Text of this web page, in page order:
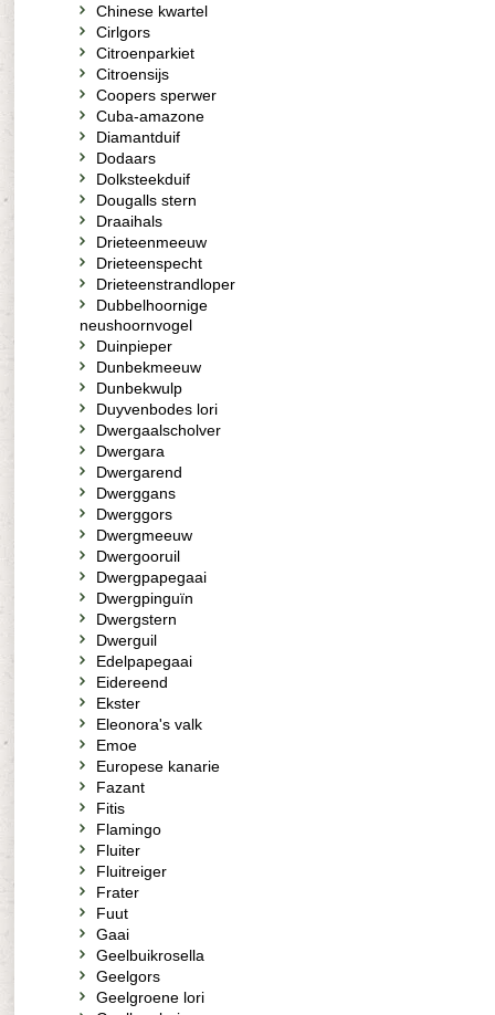
Chinese kwartel
Cirlgors
Citroenparkiet
Citroensijs
Coopers sperwer
Cuba-amazone
Diamantduif
Dodaars
Dolksteekduif
Dougalls stern
Draaihals
Drieteenmeeuw
Drieteenspecht
Drieteenstrandloper
Dubbelhoornige
neushoornvogel
Duinpieper
Dunbekmeeuw
Dunbekwulp
Duyvenbodes lori
Dwergaalscholver
Dwergara
Dwergarend
Dwerggans
Dwerggors
Dwergmeeuw
Dwergooruil
Dwergpapegaai
Dwergpinguïn
Dwergstern
Dwerguil
Edelpapegaai
Eidereend
Ekster
Eleonora's valk
Emoe
Europese kanarie
Fazant
Fitis
Flamingo
Fluiter
Fluitreiger
Frater
Fuut
Gaai
Geelbuikrosella
Geelgors
Geelgroene lori